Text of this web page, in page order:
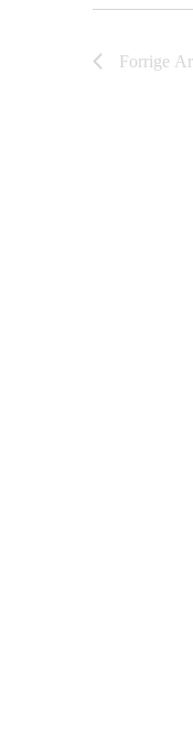
Forrige